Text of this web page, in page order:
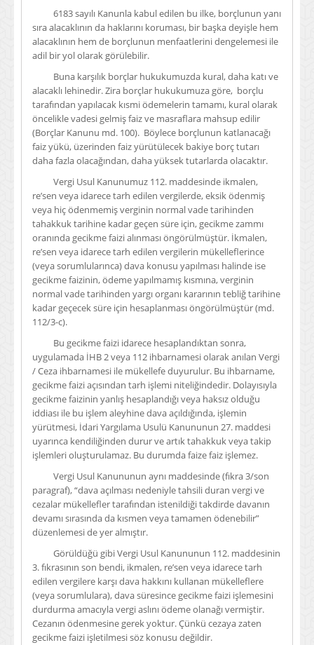
6183 sayılı Kanunla kabul edilen bu ilke, borçlunun yanı
sıra alacaklının da haklarını koruması, bir başka deyişle hem
alacaklının hem de borçlunun menfaatlerini dengelemesi ile
adil bir yol olarak görülebilir.
Buna karşılık borçlar hukukumuzda kural, daha katı ve
alacaklı lehinedir. Zira borçlar hukukumuza göre, borçlu
tarafından yapılacak kısmi ödemelerin tamamı, kural olarak
öncelikle vadesi gelmiş faiz ve masraflara mahsup edilir
(Borçlar Kanunu md. 100). Böylece borçlunun katlanacağı
faiz yükü, üzerinden faiz yürütülecek bakiye borç tutarı
daha fazla olacağından, daha yüksek tutarlarda olacaktır.
Vergi Usul Kanunumuz 112. maddesinde ikmalen,
re’sen veya idarece tarh edilen vergilerde, eksik ödenmiş
veya hiç ödenmemiş verginin normal vade tarihinden
tahakkuk tarihine kadar geçen süre için, gecikme zammı
oranında gecikme faizi alınması öngörülmüştür. İkmalen,
re’sen veya idarece tarh edilen vergilerin mükelleflerince
(veya sorumlularınca) dava konusu yapılması halinde ise
gecikme faizinin, ödeme yapılmamış kısmına, verginin
normal vade tarihinden yargı organı kararının tebliğ tarihine
kadar geçecek süre için hesaplanması öngörülmüştür (md.
112/3-c).
Bu gecikme faizi idarece hesaplandıktan sonra,
uygulamada İHB 2 veya 112 ihbarnamesi olarak anılan Vergi
/ Ceza ihbarnamesi ile mükellefe duyurulur. Bu ihbarname,
gecikme faizi açısından tarh işlemi niteliğindedir. Dolayısıyla
gecikme faizinin yanlış hesaplandığı veya haksız olduğu
iddiası ile bu işlem aleyhine dava açıldığında, işlemin
yürütmesi, İdari Yargılama Usulü Kanununun 27. maddesi
uyarınca kendiliğinden durur ve artık tahakkuk veya takip
işlemleri oluşturulamaz. Bu durumda faize faiz işlemez.
Vergi Usul Kanununun aynı maddesinde (fıkra 3/son
paragraf), “dava açılması nedeniyle tahsili duran vergi ve
cezalar mükellefler tarafından istenildiği takdirde davanın
devamı sırasında da kısmen veya tamamen ödenebilir”
düzenlemesi de yer almıştır.
Görüldüğü gibi Vergi Usul Kanununun 112. maddesinin
3. fıkrasının son bendi, ikmalen, re’sen veya idarece tarh
edilen vergilere karşı dava hakkını kullanan mükelleflere
(veya sorumlulara), dava süresince gecikme faizi işlemesini
durdurma amacıyla vergi aslını ödeme olanağı vermiştir.
Cezanın ödenmesine gerek yoktur. Çünkü cezaya zaten
gecikme faizi işletilmesi söz konusu değildir.